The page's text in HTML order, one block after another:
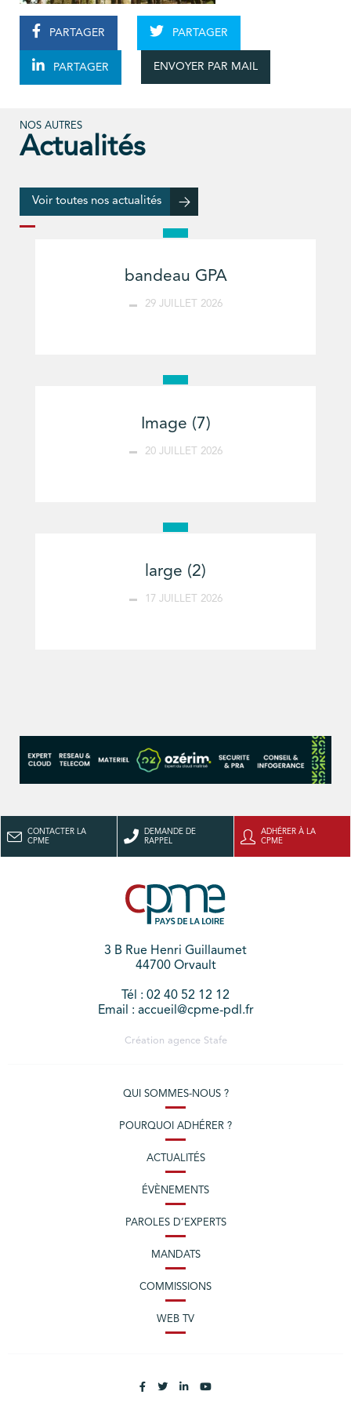
PARTAGER PARTAGER
PARTAGER ENVOYER PAR MAIL
NOS AUTRES
Actualités
Voir toutes nos actualités
bandeau GPA
29 JUILLET 2026
Image (7)
20 JUILLET 2026
large (2)
17 JUILLET 2026
CONTACTER LA
CPME
DEMANDE DE
RAPPEL
ADHÉRER À LA
CPME
3 B Rue Henri Guillaumet
44700 Orvault
Tél : 02 40 52 12 12
Email : accueil@cpme-pdl.fr
Création agence Stafe
QUI SOMMES-NOUS ?
POURQUOI ADHÉRER ?
ACTUALITÉS
ÉVÈNEMENTS
PAROLES D’EXPERTS
MANDATS
COMMISSIONS
WEB TV